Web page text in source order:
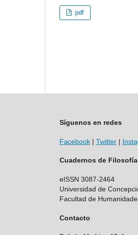
pdf
Síguenos en redes
Facebook | Twitter |
Cuadernos de Filosofía
eISSN 3087-2464
Universidad de
Facultad de
Contacto